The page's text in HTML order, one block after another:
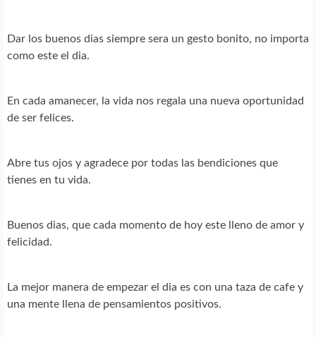
Dar los buenos dias siempre sera un gesto bonito, no importa
como este el dia.
En cada amanecer, la vida nos regala una nueva oportunidad
de ser felices.
Abre tus ojos y agradece por todas las bendiciones que
tienes en tu vida.
Buenos dias, que cada momento de hoy este lleno de amor y
felicidad.
La mejor manera de empezar el dia es con una taza de cafe y
una mente llena de pensamientos positivos.